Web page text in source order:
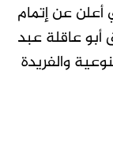
عن إتمام
أبو عاقلة عبد
والفريدة